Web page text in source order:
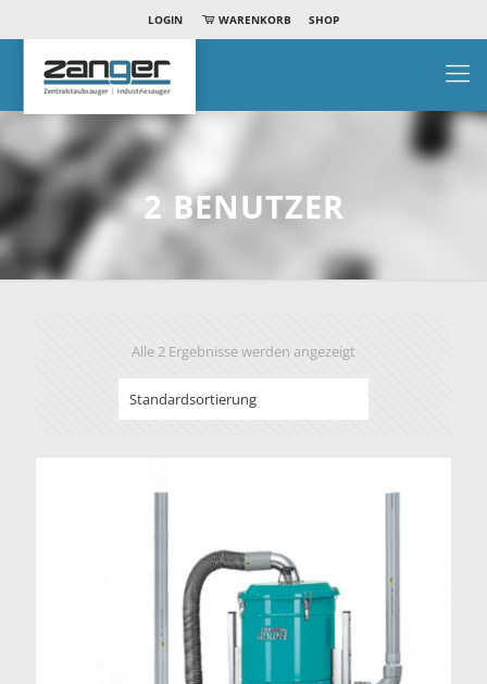
LOGIN WARENKORB SHOP
2 BENUTZER
Alle 2 Ergebnisse werden angezeigt